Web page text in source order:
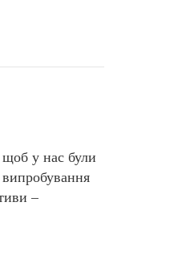
у нас були
випробування
–